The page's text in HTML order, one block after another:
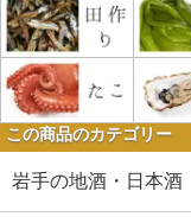
この商品のカテゴリー
岩手の地酒・日本酒